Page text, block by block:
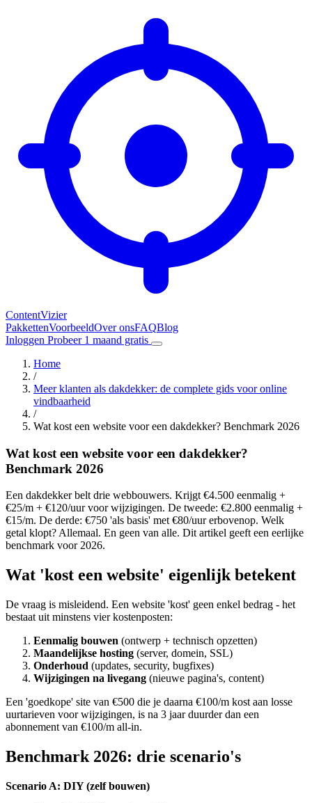
ContentVizier
PakkettenVoorbeeldOver onsFAQBlog
Inloggen Probeer 1 maand gratis
Home
/
Meer klanten als dakdekker: de complete gids voor online
vindbaarheid
/
Wat kost een website voor een dakdekker? Benchmark 2026
Wat kost een website voor een dakdekker?
Benchmark 2026
Een dakdekker belt drie webbouwers. Krijgt €4.500 eenmalig +
€25/m + €120/uur voor wijzigingen. De tweede: €2.800 eenmalig +
€15/m. De derde: €750 'als basis' met €80/uur erbovenop. Welk
getal klopt? Allemaal. En geen van alle. Dit artikel geeft een eerlijke
benchmark voor 2026.
Wat 'kost een website' eigenlijk betekent
De vraag is misleidend. Een website 'kost' geen enkel bedrag - het
bestaat uit minstens vier kostenposten:
Eenmalig bouwen (ontwerp + technisch opzetten)
Maandelijkse hosting (server, domein, SSL)
Onderhoud (updates, security, bugfixes)
Wijzigingen na livegang (nieuwe pagina's, content)
Een 'goedkope' site van €500 die je daarna €100/m kost aan losse
uurtarieven voor wijzigingen, is na 3 jaar duurder dan een
abonnement van €100/m all-in.
Benchmark 2026: drie scenario's
Scenario A: DIY (zelf bouwen)